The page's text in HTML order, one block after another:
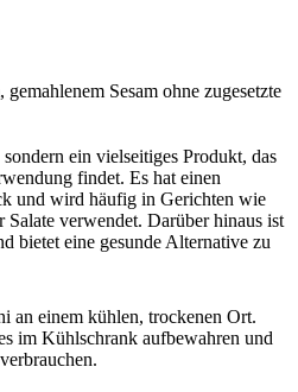
Sesam ohne zugesetzte
ein vielseitiges Produkt, das
findet. Es hat einen
und wird häufig in Gerichten wie
verwendet. Darüber hinaus ist
bietet eine gesunde Alternative zu
an einem kühlen, trockenen Ort.
im Kühlschrank aufbewahren und